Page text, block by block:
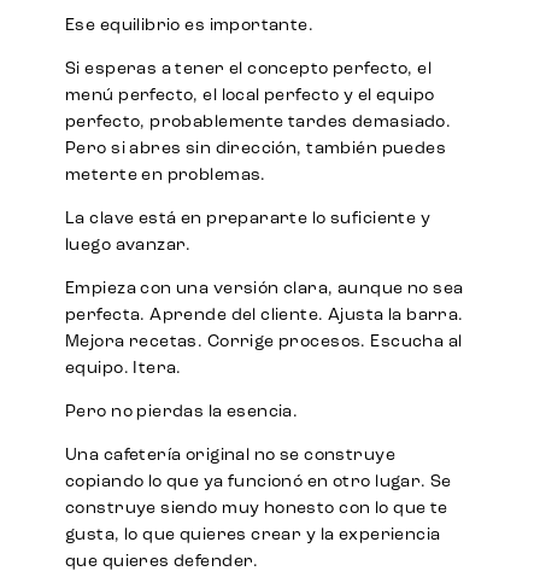
Ese equilibrio es importante.
Si esperas a tener el concepto perfecto, el
menú perfecto, el local perfecto y el equipo
perfecto, probablemente tardes demasiado.
Pero si abres sin dirección, también puedes
meterte en problemas.
La clave está en prepararte lo suficiente y
luego avanzar.
Empieza con una versión clara, aunque no sea
perfecta. Aprende del cliente. Ajusta la barra.
Mejora recetas. Corrige procesos. Escucha al
equipo. Itera.
Pero no pierdas la esencia.
Una cafetería original no se construye
copiando lo que ya funcionó en otro lugar. Se
construye siendo muy honesto con lo que te
gusta, lo que quieres crear y la experiencia
que quieres defender.